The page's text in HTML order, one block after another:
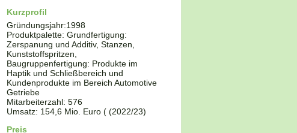
Kurzprofil
Gründungsjahr:1998
Produktpalette:Grundfertigung:
Zerspanung und Additiv, Stanzen,
Kunststoffspritzen,
Baugruppenfertigung: Produkte im
Haptik und Schließbereich und
Kundenprodukte im Bereich Automotive
Getriebe
Mitarbeiterzahl: 576
Umsatz: 154,6 Mio. Euro ( (2022/23)
Preis